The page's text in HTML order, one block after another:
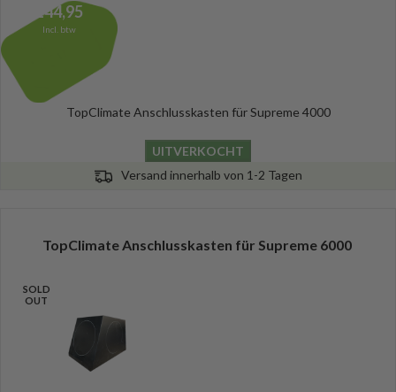
144,95
Incl. btw
TopClimate Anschlusskasten für Supreme 4000
UITVERKOCHT
Versand innerhalb von 1-2 Tagen
TopClimate Anschlusskasten für Supreme 6000
SOLD
OUT